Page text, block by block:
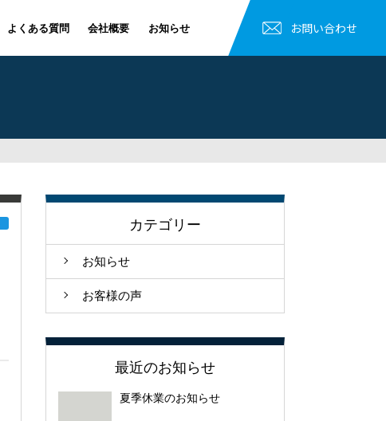
よくある質問 会社概要 お知らせ お問い合わせ
カテゴリー
お知らせ
お客様の声
最近のお知らせ
夏季休業のお知らせ